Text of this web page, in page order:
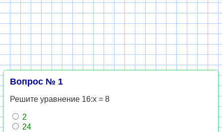
Вопрос № 1
Решите уравнение 16:х = 8
2
24